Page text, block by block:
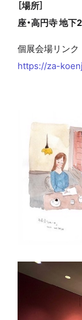
［場所］
座・高円寺 地
個展会場リンク
https://za-